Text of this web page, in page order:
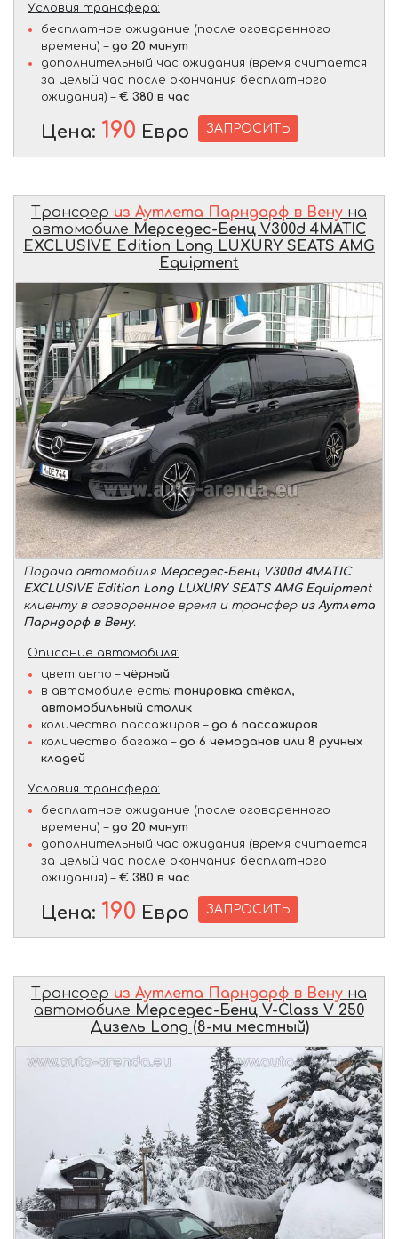
Условия трансфера:
бесплатное ожидание (после оговоренного
времени) – до 20 минут
дополнительный час ожидания (время считается
за целый час после окончания бесплатного
ожидания) – € 380 в час
Цена: 190 Евро ЗАПРОСИТЬ
Трансфер из Аутлета Парндорф в Вену на
автомобиле Мерседес-Бенц V300d 4MATIC
EXCLUSIVE Edition Long LUXURY SEATS AMG
Equipment
Подача автомобиля Мерседес-Бенц V300d 4MATIC
EXCLUSIVE Edition Long LUXURY SEATS AMG Equipment
клиенту в оговоренное время и трансфер из Аутлета
Парндорф в Вену.
Описание автомобиля:
цвет авто – чёрный
в автомобиле есть: тонировка стёкол,
автомобильный столик
количество пассажиров – до 6 пассажиров
количество багажа – до 6 чемоданов или 8 ручных
кладей
Условия трансфера:
бесплатное ожидание (после оговоренного
времени) – до 20 минут
дополнительный час ожидания (время считается
за целый час после окончания бесплатного
ожидания) – € 380 в час
Цена: 190 Евро ЗАПРОСИТЬ
Трансфер из Аутлета Парндорф в Вену на
автомобиле Мерседес-Бенц V-Class V 250
Дизель Long (8-ми местный)